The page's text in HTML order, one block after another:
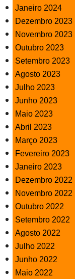
Janeiro 2024
Dezembro 2023
Novembro 2023
Outubro 2023
Setembro 2023
Agosto 2023
Julho 2023
Junho 2023
Maio 2023
Abril 2023
Março 2023
Fevereiro 2023
Janeiro 2023
Dezembro 2022
Novembro 2022
Outubro 2022
Setembro 2022
Agosto 2022
Julho 2022
Junho 2022
Maio 2022